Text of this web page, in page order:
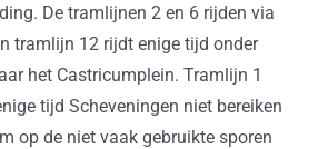
De tramlijnen 2 en 6 rijden via
tramlijn 12 rijdt enige tijd onder
het Castricumplein. Tramlijn 1
tijd Scheveningen niet bereiken
op de niet vaak gebruikte sporen